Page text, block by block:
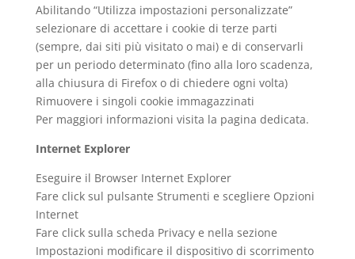
Abilitando “Utilizza impostazioni personalizzate”
selezionare di accettare i cookie di terze parti
(sempre, dai siti più visitato o mai) e di conservarli
per un periodo determinato (fino alla loro scadenza,
alla chiusura di Firefox o di chiedere ogni volta)
Rimuovere i singoli cookie immagazzinati
Per maggiori informazioni visita la pagina dedicata.
Internet Explorer
Eseguire il Browser Internet Explorer
Fare click sul pulsante Strumenti e scegliere Opzioni
Internet
Fare click sulla scheda Privacy e nella sezione
Impostazioni modificare il dispositivo di scorrimento